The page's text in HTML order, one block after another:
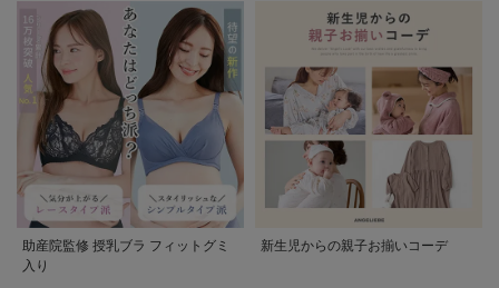
助産院監修 授乳ブラ フィットグミ
入り
新生児からの親子お揃いコーデ